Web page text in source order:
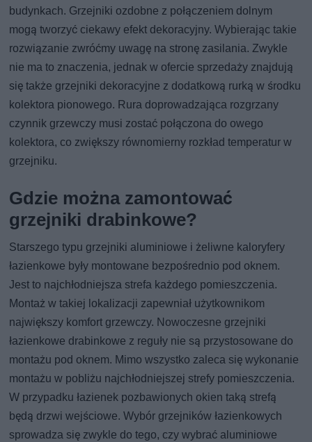
budynkach. Grzejniki ozdobne z połączeniem dolnym
mogą tworzyć ciekawy efekt dekoracyjny. Wybierając takie
rozwiązanie zwróćmy uwagę na stronę zasilania. Zwykle
nie ma to znaczenia, jednak w ofercie sprzedaży znajdują
się także grzejniki dekoracyjne z dodatkową rurką w środku
kolektora pionowego. Rura doprowadzająca rozgrzany
czynnik grzewczy musi zostać połączona do owego
kolektora, co zwiększy równomierny rozkład temperatur w
grzejniku.
Gdzie można zamontować
grzejniki drabinkowe?
Starszego typu grzejniki aluminiowe i żeliwne kaloryfery
łazienkowe były montowane bezpośrednio pod oknem.
Jest to najchłodniejsza strefa każdego pomieszczenia.
Montaż w takiej lokalizacji zapewniał użytkownikom
największy komfort grzewczy. Nowoczesne grzejniki
łazienkowe drabinkowe z reguły nie są przystosowane do
montażu pod oknem. Mimo wszystko zaleca się wykonanie
montażu w pobliżu najchłodniejszej strefy pomieszczenia.
W przypadku łazienek pozbawionych okien taką strefą
będą drzwi wejściowe. Wybór grzejników łazienkowych
sprowadza się zwykle do tego, czy wybrać aluminiowe